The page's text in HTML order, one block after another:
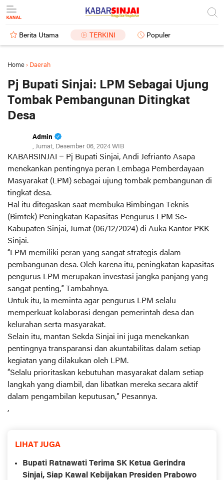
Berita Utama TERKINI Populer
Home › Daerah
Pj Bupati Sinjai: LPM Sebagai Ujung
Tombak Pembangunan Ditingkat
Desa
Admin
, Jumat, Desember 06, 2024 WIB
KABARSINJAI – Pj Bupati Sinjai, Andi Jefrianto Asapa
menekankan pentingnya peran Lembaga Pemberdayaan
Masyarakat (LPM) sebagai ujung tombak pembangunan di
tingkat desa.
Hal itu ditegaskan saat membuka Bimbingan Teknis
(Bimtek) Peningkatan Kapasitas Pengurus LPM Se-
Kabupaten Sinjai, Jumat (06/12/2024) di Auka Kantor PKK
Sinjai.
“LPM memiliki peran yang sangat strategis dalam
pembangunan desa. Oleh karena itu, peningkatan kapasitas
pengurus LPM merupakan investasi jangka panjang yang
sangat penting,” Tambahnya.
Untuk itu, Ia meminta agar pengurus LPM selalu
memperkuat kolaborasi dengan pemerintah desa dan
kelurahan serta masyarakat.
Selain itu, mantan Sekda Sinjai ini juga menekankan
pentingnya transparansi dan akuntabilitas dalam setiap
kegiatan yang dilakukan oleh LPM.
“Selalu prioritaskan kebutuhan masyarakat dalam setiap
langkah yang diambil, dan libatkan mereka secara aktif
dalam pengambilan keputusan,” Pesannya.
,
LIHAT JUGA
Bupati Ratnawati Terima SK Ketua Gerindra
Sinjai, Siap Kawal Kebijakan Presiden Prabowo